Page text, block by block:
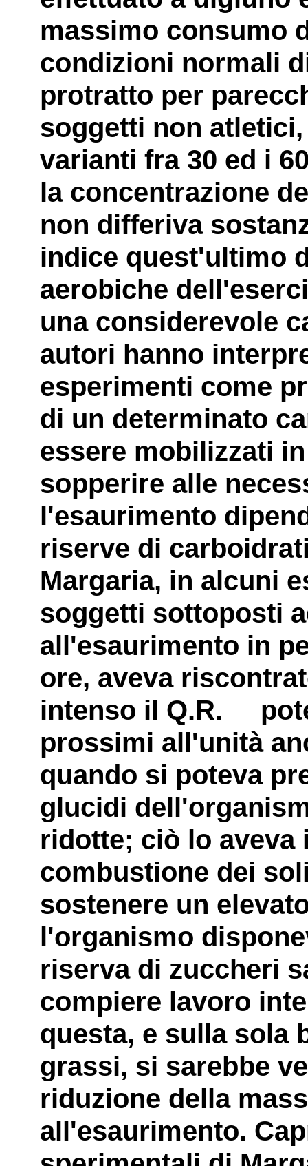
massimo consumo
condizioni normali
protratto per
soggetti non
varianti fra 30 ed i
la concentrazione
non differiva
indice quest'ultimo
aerobiche
una considerevole
autori hanno
esperimenti come
di un determinato
essere mobilizzati
sopperire alle
l'esaurimento
riserve di
Margaria, in alcuni
soggetti sottoposti
all'esaurimento in
ore, aveva
intenso il Q.R.
prossimi all'unità
quando si poteva
glucidi
ridotte; ciò lo aveva
combustione dei
sostenere un
l'organismo
riserva di zuccheri
compiere lavoro
questa, e sulla sola
grassi, si sarebbe
riduzione della
all'esaurimento.